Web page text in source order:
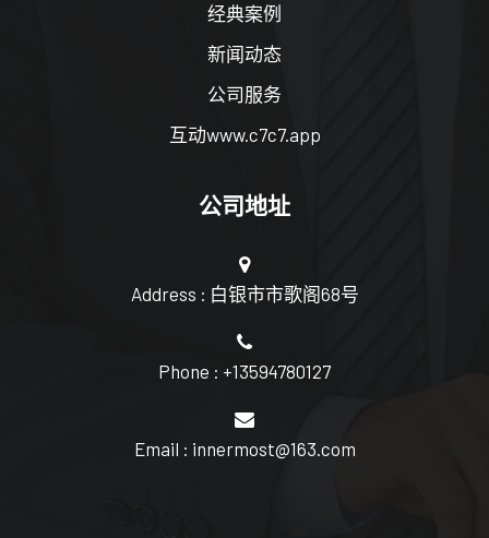
经典案例
新闻动态
公司服务
互动www.c7c7.app
公司地址
Address : 白银市市歌阁68号
Phone : +13594780127
Email : innermost@163.com